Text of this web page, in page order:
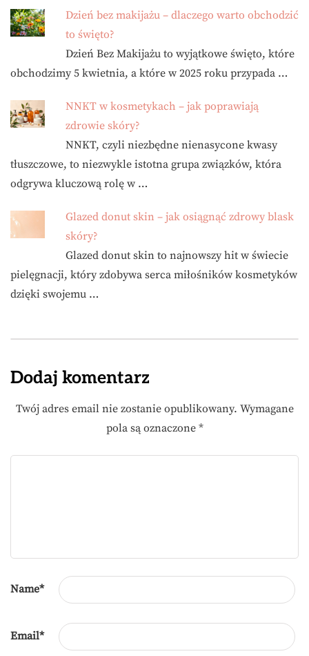
Dzień bez makijażu – dlaczego warto obchodzić
to święto?
Dzień Bez Makijażu to wyjątkowe święto, które
obchodzimy 5 kwietnia, a które w 2025 roku przypada …
NNKT w kosmetykach – jak poprawiają
zdrowie skóry?
NNKT, czyli niezbędne nienasycone kwasy
tłuszczowe, to niezwykle istotna grupa związków, która
odgrywa kluczową rolę w …
Glazed donut skin – jak osiągnąć zdrowy blask
skóry?
Glazed donut skin to najnowszy hit w świecie
pielęgnacji, który zdobywa serca miłośników kosmetyków
dzięki swojemu …
Dodaj komentarz
Twój adres email nie zostanie opublikowany. Wymagane
pola są oznaczone *
Name*
Email*